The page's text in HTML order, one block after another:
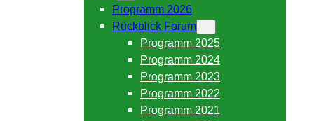
Programm 2026
Rückblick Forum
Programm 2025
Programm 2024
Programm 2023
Programm 2022
Programm 2021